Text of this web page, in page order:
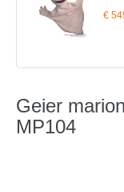
€
Geier
MP104